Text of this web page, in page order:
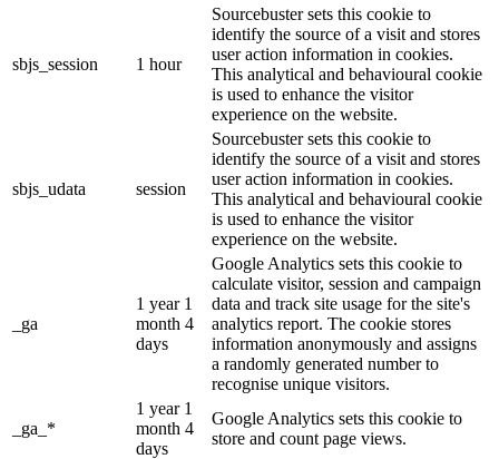
sbjs_session 1 hour
Sourcebuster sets this cookie to
identify the source of a visit and stores
user action information in cookies.
This analytical and behavioural cookie
is used to enhance the visitor
experience on the website.
sbjs_udata session
Sourcebuster sets this cookie to
identify the source of a visit and stores
user action information in cookies.
This analytical and behavioural cookie
is used to enhance the visitor
experience on the website.
_ga
1 year 1
month 4
days
Google Analytics sets this cookie to
calculate visitor, session and campaign
data and track site usage for the site's
analytics report. The cookie stores
information anonymously and assigns
a randomly generated number to
recognise unique visitors.
_ga_*
1 year 1
month 4
days
Google Analytics sets this cookie to
store and count page views.